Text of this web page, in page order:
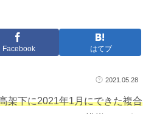
Facebook はてブ
2021.05.28
架下に2021年1月にできた複合